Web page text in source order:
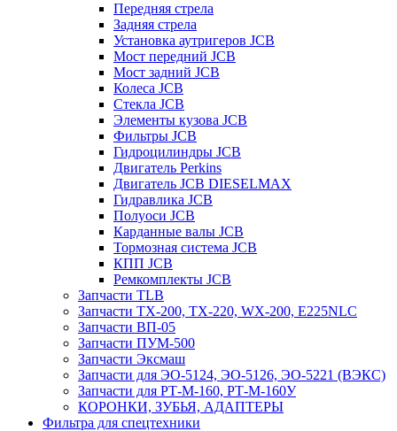
Передняя стрела
Задняя стрела
Установка аутригеров JCB
Мост передний JCB
Мост задний JCB
Колеса JCB
Стекла JCB
Элементы кузова JCB
Фильтры JCB
Гидроцилиндры JCB
Двигатель Perkins
Двигатель JCB DIESELMAX
Гидравлика JCB
Полуоси JCB
Карданные валы JCB
Тормозная система JCB
КПП JCB
Ремкомплекты JCB
Запчасти TLB
Запчасти TX-200, TX-220, WX-200, E225NLC
Запчасти ВП-05
Запчасти ПУМ-500
Запчасти Эксмаш
Запчасти для ЭО-5124, ЭО-5126, ЭО-5221 (ВЭКС)
Запчасти для РТ-М-160, РТ-М-160У
КОРОНКИ, ЗУБЬЯ, АДАПТЕРЫ
Фильтра для спецтехники